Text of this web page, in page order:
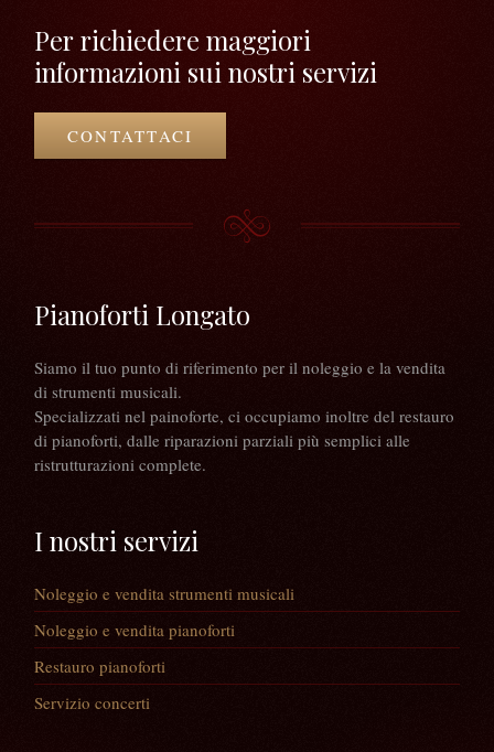
Per richiedere maggiori
informazioni sui nostri servizi
CONTATTACI
Pianoforti Longato
Siamo il tuo punto di riferimento per il noleggio e la vendita
di strumenti musicali.
Specializzati nel painoforte, ci occupiamo inoltre del restauro
di pianoforti, dalle riparazioni parziali più semplici alle
ristrutturazioni complete.
I nostri servizi
Noleggio e vendita strumenti musicali
Noleggio e vendita pianoforti
Restauro pianoforti
Servizio concerti